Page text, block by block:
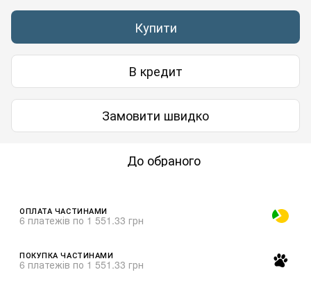
Купити
В кредит
Замовити швидко
До обраного
ОПЛАТА ЧАСТИНАМИ
6 платежів по 1 551.33 грн
ПОКУПКА ЧАСТИНАМИ
6 платежів по 1 551.33 грн